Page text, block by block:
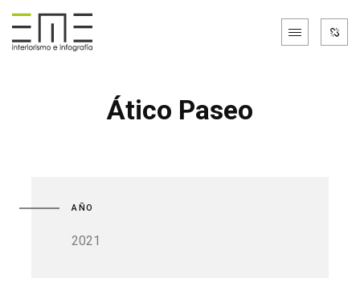
Ático Paseo
AÑO
2021